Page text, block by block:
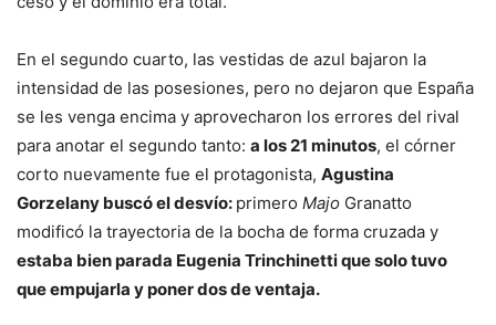
En el segundo cuarto, las vestidas de azul bajaron la
intensidad de las posesiones, pero no dejaron que España
se les venga encima y aprovecharon los errores del rival
para anotar el segundo tanto: a los 21 minutos, el córner
corto nuevamente fue el protagonista, Agustina
Gorzelany buscó el desvío: primero Majo Granatto
modificó la trayectoria de la bocha de forma cruzada y
estaba bien parada Eugenia Trinchinetti que solo tuvo
que empujarla y poner dos de ventaja.